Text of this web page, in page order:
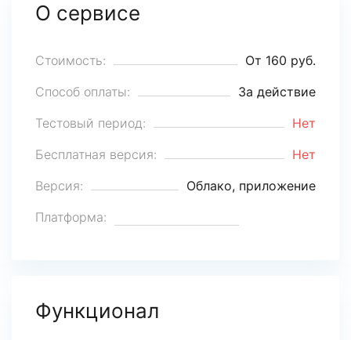
О сервисе
Стоимость:
От 160 руб.
Способ оплаты:
За действие
Тестовый период:
Нет
Бесплатная версия:
Нет
Версия:
Облако, приложение
Платформа:
Функционал